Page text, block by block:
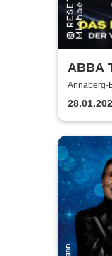
ABBA
by
Annaberg-
Buchholz